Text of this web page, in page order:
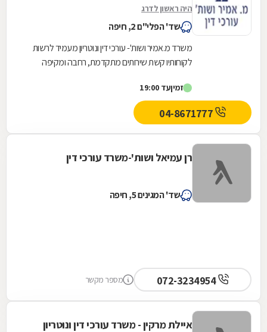
היה ראשון לדרג
שד' הפלי"ם 2, חיפה
משרד מ.אמיר ושות'- עורכי דין ונוטריון מעמיד לרשות
לקוחותיו קשת שירותים מתקדמת, רחבה ומקיפה
בין...זמיןעד 19:00
רן עמיאל ושות'-משרד עורכי דין
שד' המגינים 5, חיפה
072-3234954 מספר מקשר
איילת מרקין - משרד עורכי דין ונוטריון